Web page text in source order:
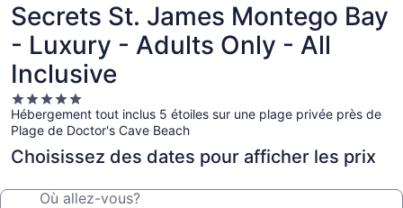
Secrets St. James Montego Bay
- Luxury - Adults Only - All
Inclusive
Hébergement
5.0 étoiles
Hébergement tout inclus 5 étoiles sur une plage privée près de
Plage de Doctor's Cave Beach
Choisissez des dates pour afficher les prix
Où allez-vous?